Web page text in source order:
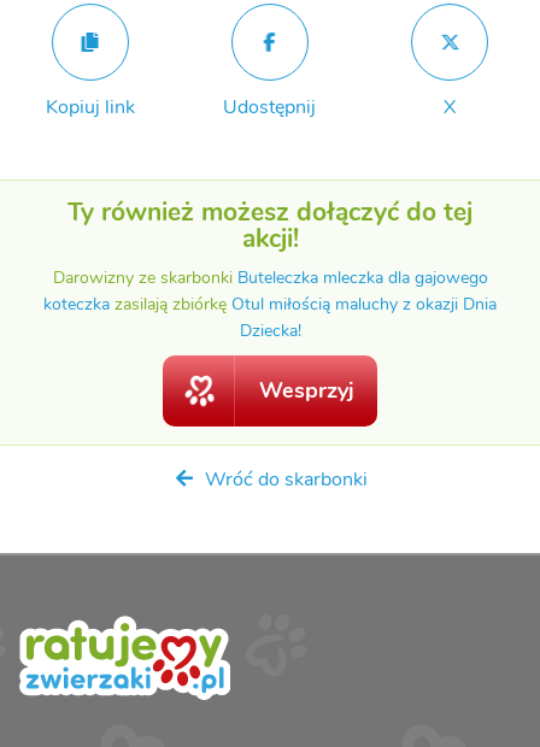
Kopiuj link Udostępnij X
Ty również możesz dołączyć do tej
akcji!
Darowizny ze skarbonki Buteleczka mleczka dla gajowego
koteczka zasilają zbiórkę Otul miłością maluchy z okazji Dnia
Dziecka!
Wesprzyj
Wróć do skarbonki